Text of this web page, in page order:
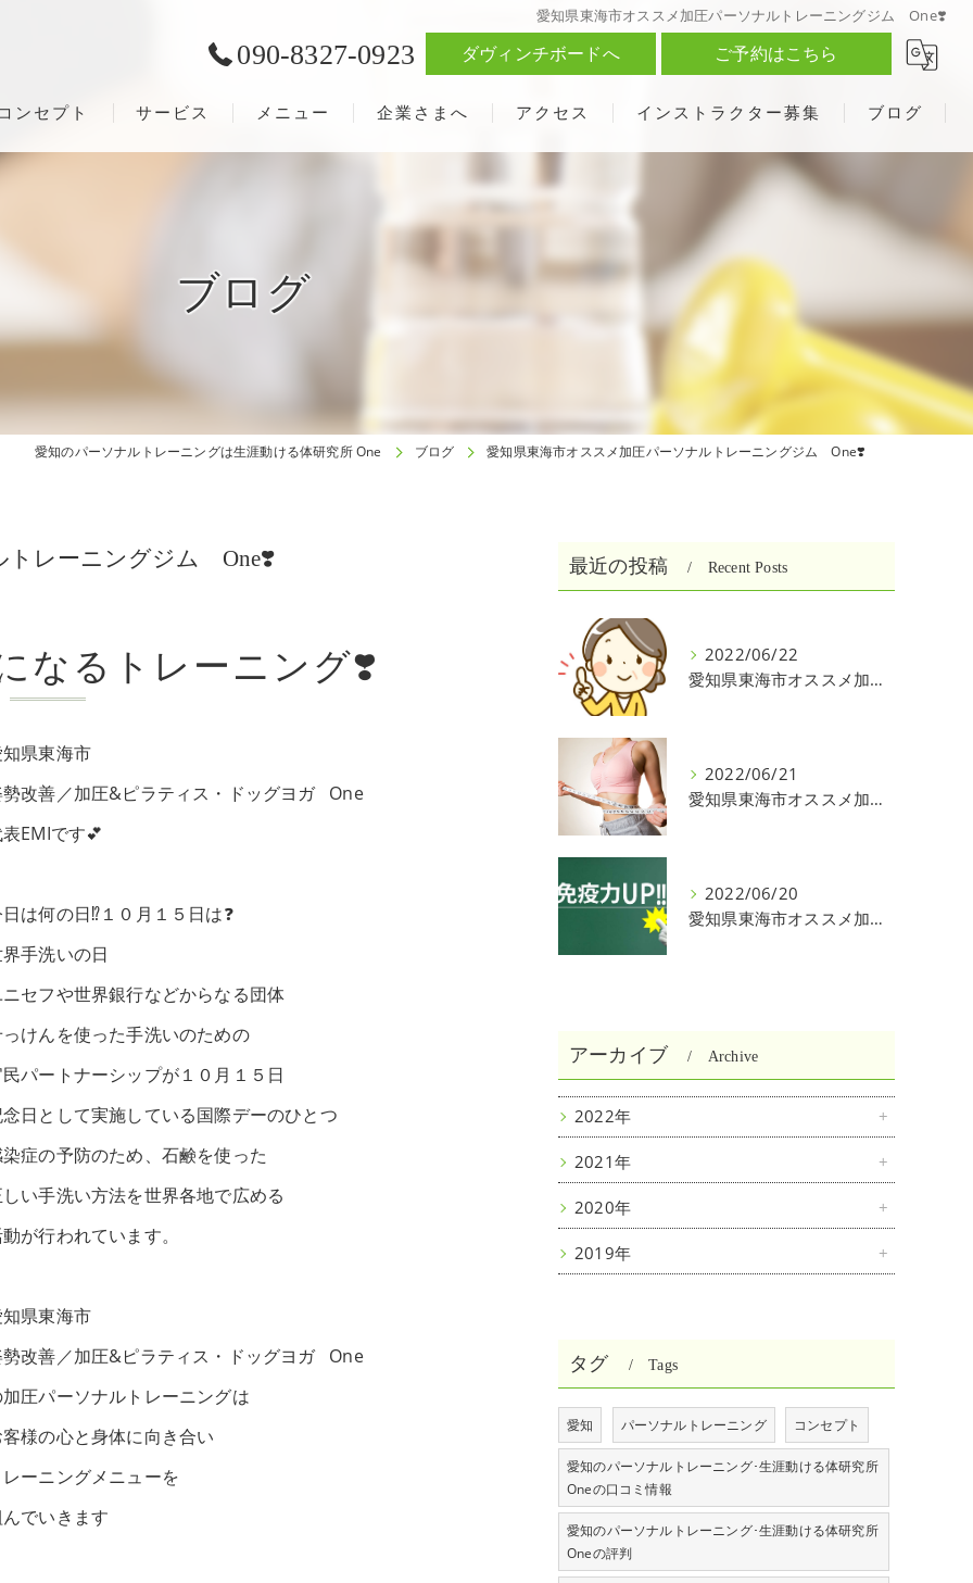
愛知県東海市オススメ加圧パーソナルトレーニングジム One❣️
090-8327-0923 ダヴィンチボードへ ご予約はこちら
ンセプト サービス メニュー 企業さまへ アクセス インストラクター募集 ブログ
ブログ
愛知のパーソナルトレーニングは生涯動ける体研究所 One ブログ 愛知県東海市オススメ加圧パーソナルトレーニングジム One❣️
トレーニングジム One❣️
なるトレーニング❣️
県東海市
改善／加圧&ピラティス・ドッグヨガ One
EMIです💕
は何の日⁉️１０月１５日は❓
手洗いの日
セフや世界銀行などからなる団体
けんを使った手洗いのための
パートナーシップが１０月１５日
日として実施している国際デーのひとつ
症の予防のため、石鹸を使った
い手洗い方法を世界各地で広める
が行われています。
県東海市
改善／加圧&ピラティス・ドッグヨガ One
圧パーソナルトレーニングは
様の心と身体に向き合い
ーニングメニューを
でいきます
最近の投稿 Recent Posts
2022/06/22
愛知県東海市オススメ加圧パーソナルトレーニングジム One❣️
2022/06/21
愛知県東海市オススメ加圧パーソナルトレーニングジム One❣️
2022/06/20
愛知県東海市オススメ加圧パーソナルトレーニングジム One❣️
アーカイブ Archive
2022年
2021年
2020年
2019年
タグ Tags
愛知 パーソナルトレーニング コンセプト
愛知のパーソナルトレーニング･生涯動ける体研究所
Oneの口コミ情報
愛知のパーソナルトレーニング･生涯動ける体研究所
Oneの評判